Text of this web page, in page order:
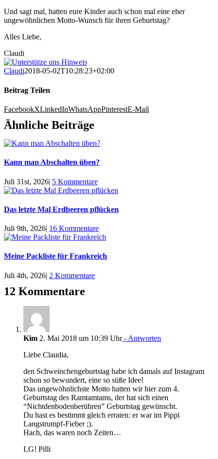
Und sagt mal, hatten eure Kinder auch schon mal eine eher
ungewöhnlichen Motto-Wunsch für ihren Geburtstag?
Alles Liebe,
Claudi
Claudi2018-05-02T10:28:23+02:00
Beitrag Teilen
FacebookXLinkedInWhatsAppPinterestE-Mail
Ähnliche Beiträge
Kann man Abschalten üben?
Juli 31st, 2026| 5 Kommentare
Das letzte Mal Erdbeeren pflücken
Juli 9th, 2026| 16 Kommentare
Meine Packliste für Frankreich
Juli 4th, 2026| 2 Kommentare
12 Kommentare
Kim 2. Mai 2018 um 10:39 Uhr- Antworten
Liebe Claudia,
den Schweinchengeburtstag habe ich damals auf Instagram
schon so bewundert, eine so süße Idee!
Das ungewöhnlichste Motto hatten wir hier zum 4.
Geburtstag des Ramtamtams, der hat sich einen
“Nichtdenbodenberühren” Geburtstag gewünscht.
Du hast es bestimmt gleich erraten: er war im Pippi
Langstrumpf-Fieber ;).
Hach, das waren noch Zeiten…
LG! Pilli